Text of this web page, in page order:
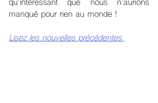
qu'intéressant que nous n'aurions
manqué pour rien au monde !
Lisez les nouvelles précédentes